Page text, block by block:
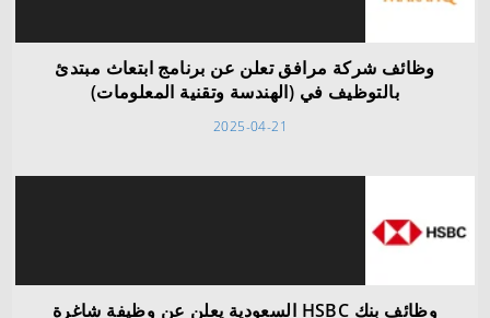
وظائف شركة مرافق تعلن عن برنامج ابتعاث مبتدئ
بالتوظيف في (الهندسة وتقنية المعلومات)
2025-04-21
وظائف بنك HSBC السعودية يعلن عن وظيفة شاغرة